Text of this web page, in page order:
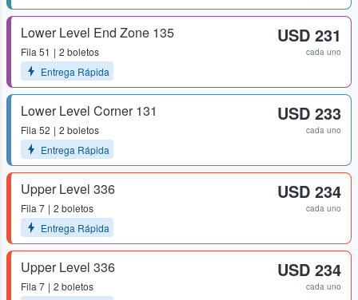
Lower Level End Zone 135
Fila 51
2 boletos
Entrega Rápida
USD 231
cada uno
Lower Level Corner 131
Fila 52
2 boletos
Entrega Rápida
USD 233
cada uno
Upper Level 336
Fila 7
2 boletos
Entrega Rápida
USD 234
cada uno
Upper Level 336
Fila 7
2 boletos
USD 234
cada uno